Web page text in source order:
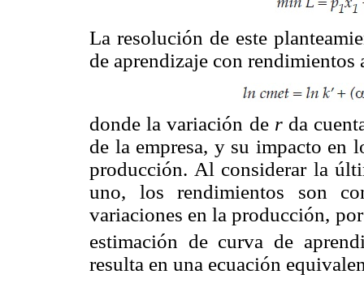
La resolución de este
de aprendizaje con rendimientos
donde la variación de rda
de la empresa, y su impacto en
producción. Al considerar la
uno, los rendimientos son
variaciones en la producción,
estimación de curva de
resulta en una ecuación